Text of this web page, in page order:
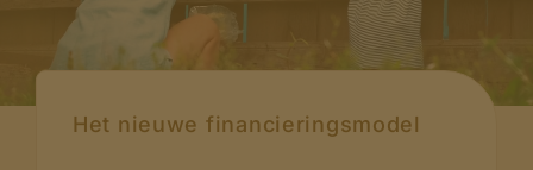
Het nieuwe financieringsmodel